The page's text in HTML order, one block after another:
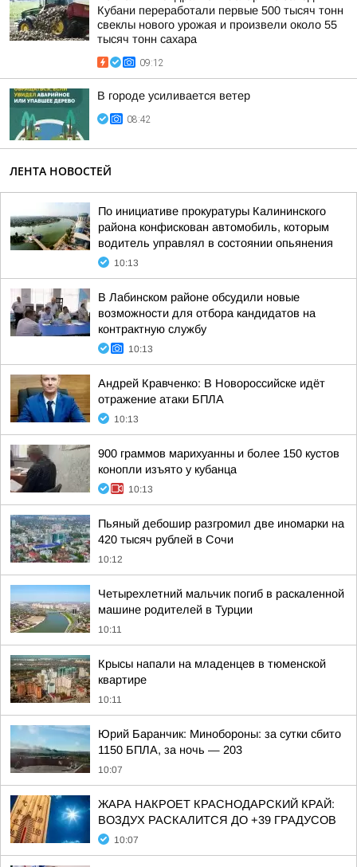
Кубани переработали первые 500 тысяч тонн
свеклы нового урожая и произвели около 55
тысяч тонн сахара
09:12
В городе усиливается ветер
08:42
ЛЕНТА НОВОСТЕЙ
По инициативе прокуратуры Калининского
района конфискован автомобиль, которым
водитель управлял в состоянии опьянения
10:13
В Лабинском районе обсудили новые
возможности для отбора кандидатов на
контрактную службу
10:13
Андрей Кравченко: В Новороссийске идёт
отражение атаки БПЛА
10:13
900 граммов марихуанны и более 150 кустов
конопли изъято у кубанца
10:13
Пьяный дебошир разгромил две иномарки на
420 тысяч рублей в Сочи
10:12
Четырехлетний мальчик погиб в раскаленной
машине родителей в Турции
10:11
Крысы напали на младенцев в тюменской
квартире
10:11
Юрий Баранчик: Минобороны: за сутки сбито
1150 БПЛА, за ночь — 203
10:07
ЖАРА НАКРОЕТ КРАСНОДАРСКИЙ КРАЙ:
ВОЗДУХ РАСКАЛИТСЯ ДО +39 ГРАДУСОВ
10:07